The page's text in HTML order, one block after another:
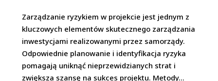
Zarządzanie ryzykiem w projekcie jest jednym z
kluczowych elementów skutecznego zarządzania
inwestycjami realizowanymi przez samorządy.
Odpowiednie planowanie i identyfikacja ryzyka
pomagają uniknąć nieprzewidzianych strat i
zwiększa szansę na sukces projektu. Metody...